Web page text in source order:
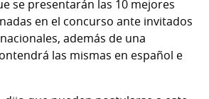
se presentarán las 10 mejores
en el concurso ante invitados
además de una
las mismas en español e